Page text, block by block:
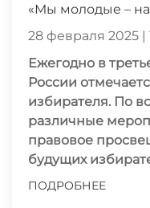
«Мы молодые –
28 февраля 2025 |
Ежегодно в
России
избирателя. По
различные
правовое
будущих
ПОДРОБНЕЕ